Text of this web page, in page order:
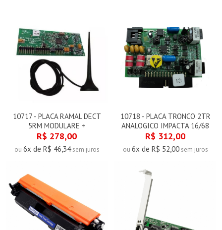
10717 - PLACA RAMAL DECT
5RM MODULARE +
R$ 278,00
ou 6x de R$ 46,34sem juros
10718 - PLACA TRONCO 2TR
ANALOGICO IMPACTA 16/68
R$ 312,00
ou 6x de R$ 52,00sem juros